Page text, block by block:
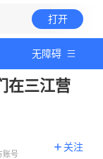
打开
无障碍
在三江营
账号
关注